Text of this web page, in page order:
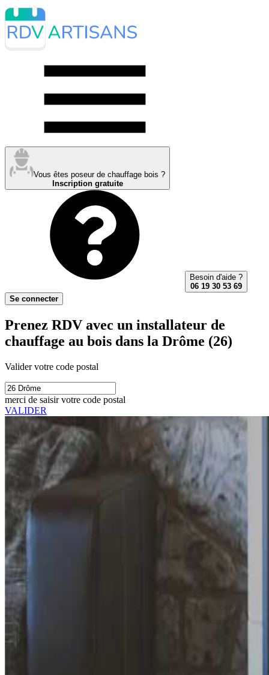
Vous êtes poseur de chauffage bois ?
Inscription gratuite
Besoin d'aide ?
06 19 30 53 69
Se connecter
Prenez RDV avec un installateur de
chauffage au bois dans la Drôme (26)
Valider votre code postal
merci de saisir votre code postal
VALIDER